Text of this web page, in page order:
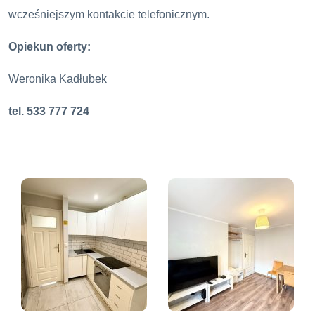
wcześniejszym kontakcie telefonicznym.
Opiekun oferty:
Weronika Kadłubek
tel. 533 777 724